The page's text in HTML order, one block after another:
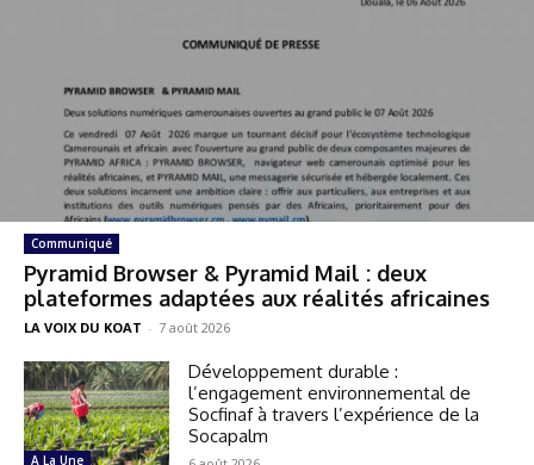
Communiqué
Pyramid Browser & Pyramid Mail : deux
plateformes adaptées aux réalités africaines
LA VOIX DU KOAT - 7 août 2026
A La Une
Développement durable :
l’engagement environnemental de
Socfinaf à travers l’expérience de la
Socapalm